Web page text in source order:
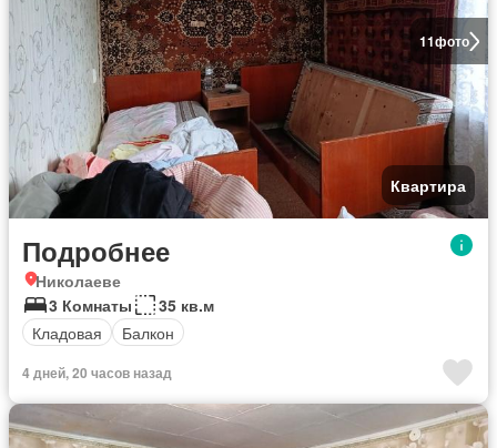
11фото
Квартира
Подробнее
Николаеве
3 Комнаты
35 кв.м
Кладовая
Балкон
4 дней, 20 часов назад